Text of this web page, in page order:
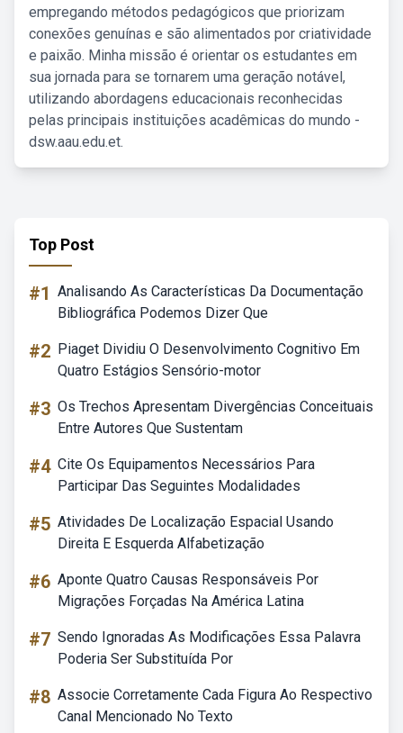
empregando métodos pedagógicos que priorizam
conexões genuínas e são alimentados por criatividade
e paixão. Minha missão é orientar os estudantes em
sua jornada para se tornarem uma geração notável,
utilizando abordagens educacionais reconhecidas
pelas principais instituições acadêmicas do mundo -
dsw.aau.edu.et.
Top Post
#1 Analisando As Características Da Documentação
Bibliográfica Podemos Dizer Que
#2 Piaget Dividiu O Desenvolvimento Cognitivo Em
Quatro Estágios Sensório-motor
#3 Os Trechos Apresentam Divergências Conceituais
Entre Autores Que Sustentam
#4 Cite Os Equipamentos Necessários Para
Participar Das Seguintes Modalidades
#5 Atividades De Localização Espacial Usando
Direita E Esquerda Alfabetização
#6 Aponte Quatro Causas Responsáveis Por
Migrações Forçadas Na América Latina
#7 Sendo Ignoradas As Modificações Essa Palavra
Poderia Ser Substituída Por
#8 Associe Corretamente Cada Figura Ao Respectivo
Canal Mencionado No Texto